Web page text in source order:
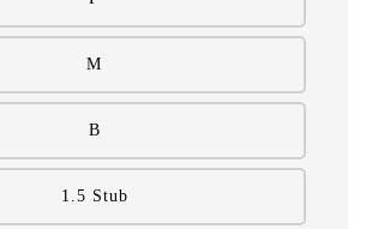
M
B
1.5 Stub